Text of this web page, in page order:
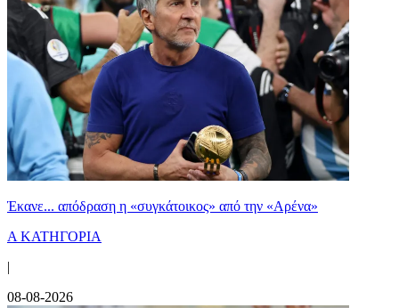
Έκανε... απόδραση η «συγκάτοικος» από την «Αρένα»
Α ΚΑΤΗΓΟΡΙΑ
|
08-08-2026